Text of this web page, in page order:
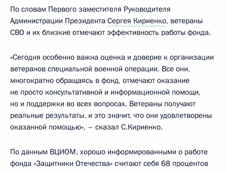
По словам Первого заместителя Руководителя
Администрации Президента Сергея Кириенко, ветераны
СВО и их близкие отмечают эффективность работы фонда.
«Сегодня особенно важна оценка и доверие к организации
ветеранов специальной военной операции. Все они,
многократно обращаясь в фонд, отмечают оказание
не просто консультативной и информационной помощи,
но и поддержки во всех вопросах. Ветераны получают
реальные результаты, и это значит, что они удовлетворены
оказанной помощью», – сказал С.Кириенко.
По данным ВЦИОМ, хорошо информированными о работе
фонда «Защитники Отечества» считают себя 68 процентов